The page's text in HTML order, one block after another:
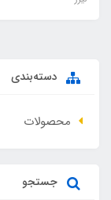
دسته‌بندی
محصولات
جستجو